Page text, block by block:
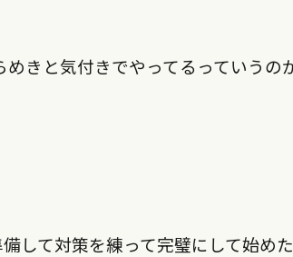
きと気付きでやってるっていうのが
して対策を練って完璧にして始め